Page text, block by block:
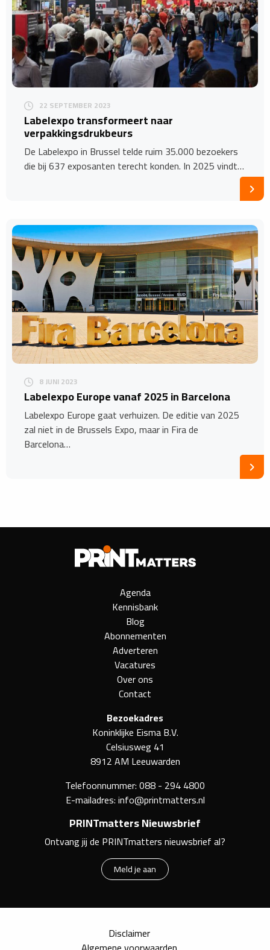
22 SEPTEMBER 2023
Labelexpo transformeert naar
verpakkingsdrukbeurs
De Labelexpo in Brussel telde ruim 35.000 bezoekers
die bij 637 exposanten terecht konden. In 2025 vindt…
8 JUNI 2023
Labelexpo Europe vanaf 2025 in Barcelona
Labelexpo Europe gaat verhuizen. De editie van 2025
zal niet in de Brussels Expo, maar in Fira de
Barcelona…
Agenda
Kennisbank
Blog
Abonnementen
Adverteren
Vacatures
Over ons
Contact
Bezoekadres
Koninklijke Eisma B.V.
Celsiusweg 41
8912 AM Leeuwarden
Telefoonnummer:088 - 294 4800
E-mailadres:info@printmatters.nl
PRINTmatters Nieuwsbrief
Ontvang jij de PRINTmatters nieuwsbrief al?
Meld je aan
Disclaimer